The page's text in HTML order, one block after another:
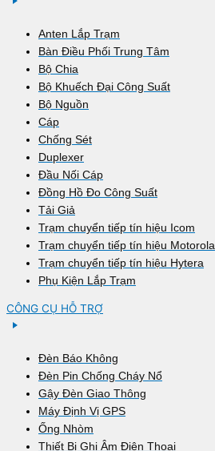
Anten Lắp Trạm
Bàn Điều Phối Trung Tâm
Bộ Chia
Bộ Khuếch Đại Công Suất
Bộ Nguồn
Cáp
Chống Sét
Duplexer
Đầu Nối Cáp
Đồng Hồ Đo Công Suất
Tải Giả
Trạm chuyển tiếp tín hiệu Icom
Trạm chuyển tiếp tín hiệu Motorola
Trạm chuyển tiếp tín hiệu Hytera
Phụ Kiện Lắp Trạm
CÔNG CỤ HỖ TRỢ
Đèn Báo Không
Đèn Pin Chống Cháy Nổ
Gậy Đèn Giao Thông
Máy Định Vị GPS
Ống Nhòm
Thiết Bị Ghi Âm Điện Thoại